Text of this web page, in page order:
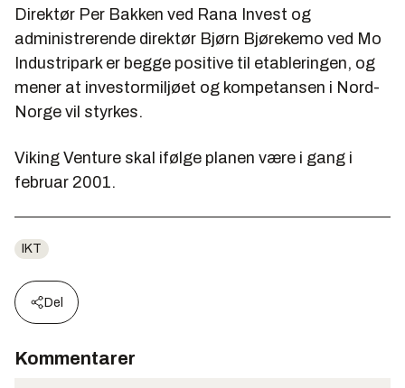
Direktør Per Bakken ved Rana Invest og
administrerende direktør Bjørn Bjørekemo ved Mo
Industripark er begge positive til etableringen, og
mener at investormiljøet og kompetansen i Nord-
Norge vil styrkes.
Viking Venture skal ifølge planen være i gang i
februar 2001.
IKT
Del
Kommentarer